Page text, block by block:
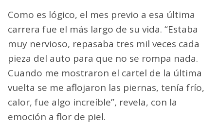
Como es lógico, el mes previo a esa última
carrera fue el más largo de su vida. “Estaba
muy nervioso, repasaba tres mil veces cada
pieza del auto para que no se rompa nada.
Cuando me mostraron el cartel de la última
vuelta se me aflojaron las piernas, tenía frío,
calor, fue algo increíble”, revela, con la
emoción a flor de piel.